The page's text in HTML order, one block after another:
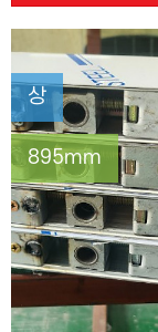
상
895mm